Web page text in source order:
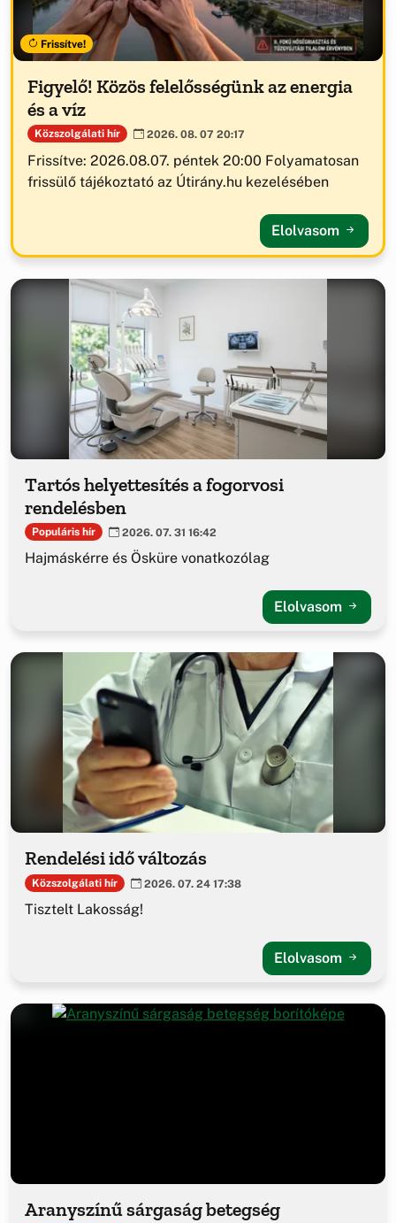
Frissítve!
Figyelő! Közös felelősségünk az energia
és a víz
Közszolgálati hír 2026. 08. 07 20:17
Frissítve: 2026.08.07. péntek 20:00 Folyamatosan
frissülő tájékoztató az Útirány.hu kezelésében
Elolvasom
Tartós helyettesítés a fogorvosi
rendelésben
Populáris hír 2026. 07. 31 16:42
Hajmáskérre és Ösküre vonatkozólag
Elolvasom
Rendelési idő változás
Közszolgálati hír 2026. 07. 24 17:38
Tisztelt Lakosság!
Elolvasom
Aranyszínű sárgaság betegség